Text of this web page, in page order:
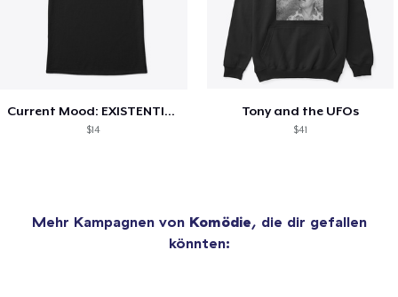
Current Mood: EXISTENTIAL CRISIS
$14
Tony and the UFOs
$41
Mehr Kampagnen von Komödie, die dir gefallen
könnten: